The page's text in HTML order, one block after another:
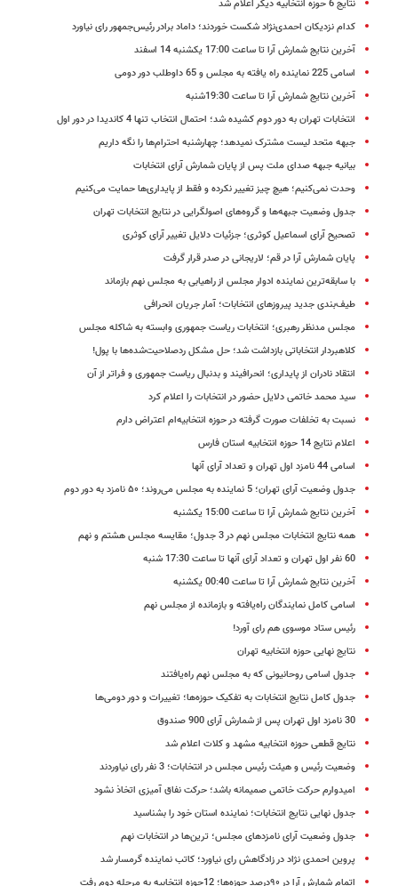
نتایج 6 حوزه انتخابیه دیگر اعلام شد
کدام نزدیکان احمدی‌نژاد شکست خوردند؛ داماد برادر رئیس‌جمهور رای نیاورد
آخرین نتایج شمارش آرا تا ساعت 17:00 یکشنبه 14 اسفند
اسامی 225 نماینده راه یافته به مجلس و 65 داوطلب دور دومی
آخرین نتایج شمارش آرا تا ساعت 19:30شنبه
انتخابات تهران به دور دوم کشیده شد؛ احتمال انتخاب تنها 4 کاندیدا در دور اول
جبهه متحد لیست مشترک نمی​دهد؛ چهارشنبه احترام‌ها را نگه داریم
بیانیه جبهه صدای ملت پس از پایان شمارش آرای انتخابات
وحدت نمی‌کنیم؛ هیچ چیز تغییر نکرده و فقط از پایداری‌ها حمایت می‌کنیم
جدول وضعیت جبهه‌ها و گروه‌های اصولگرایی در نتایج انتخابات تهران
تصحیح آرای اسماعیل کوثری؛ جزئیات دلایل تغییر آرای کوثری
پایان شمارش آرا در قم؛ لاریجانی در صدر قرار گرفت
با سابقه‌ترین نماینده ادوار مجلس از راهیابی به مجلس نهم بازماند
طیف‌بندی جدید پیروزهای انتخابات؛ آمار جریان انحرافی
مجلس مدنظر رهبری؛ انتخابات ریاست جمهوری وابسته به شاکله مجلس
کلاهبردار انتخاباتی بازداشت شد؛ حل مشکل ردصلاحیت‌شده‌ها با پول!
انتقاد نادران از پایداری؛ انحرافیند و بدنبال ریاست جمهوری و فراتر از آن
سید محمد خاتمی دلایل حضور در انتخابات را اعلام کرد
نسبت به تخلفات صورت گرفته در حوزه انتخابیه‌ام اعتراض دارم
اعلام نتایج 14 حوزه انتخابیه استان فارس
اسامی 44 نامزد اول تهران و تعداد آرای آنها
جدول وضعیت آرای تهران؛ 5 نماینده به مجلس می‌روند؛ ۵۰ نامزد به دور دوم
آخرین نتایج شمارش آرا تا ساعت 15:00 یکشنبه
همه نتایج انتخابات مجلس نهم در 3 جدول؛ مقایسه مجلس هشتم و نهم
60 نفر اول تهران و تعداد آرای آنها تا ساعت 17:30 شنبه
آخرین نتایج شمارش آرا تا ساعت 00:40 یکشنبه
اسامی کامل نمایندگان راه‌یافته و بازمانده از مجلس نهم
رئیس ستاد موسوی هم رای آورد!
نتایج نهایی حوزه انتخابیه تهران
جدول اسامی روحانیونی که به مجلس نهم راه‌یافتند
جدول کامل نتایج انتخابات به تفکیک حوزه‌ها؛ تغییرات و دور دومی‌ها
30 نامزد اول تهران پس از شمارش آرای 900 صندوق
نتایج قطعی حوزه انتخابیه مشهد و کلات اعلام شد
وضعیت رئیس و هیئت رئیس مجلس در انتخابات؛ 3 نفر رای نیاوردند
امیدوارم حرکت خاتمی صمیمانه باشد؛ حرکت نفاق آمیزی اتخاذ نشود
جدول نهایی نتایج انتخابات؛ نماینده استان خود را بشناسید
جدول وضعیت آرای نامزدهای مجلس؛ ترین‌ها در انتخابات نهم
پروین احمدی نژاد در زادگاهش رای نیاورد؛ کاتب نماینده گرمسار شد
اتمام شمارش آرا در ۹۰درصد حوزه‌ها؛ 12حوزه انتخابیه به مرحله دوم رفت